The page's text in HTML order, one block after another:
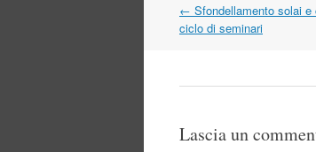
Navigazione
articolo
← Sfondellamento solai
ciclo di seminari
Lascia un